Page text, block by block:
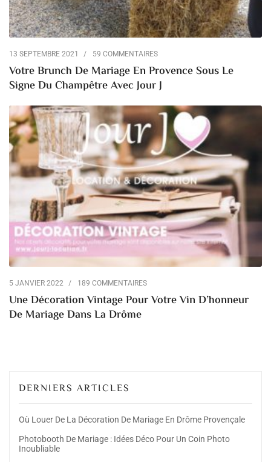
DERNIERS ARTICLES
Où Louer De La Décoration De Mariage En Drôme Provençale
Photobooth De Mariage : Idées Déco Pour Un Coin Photo
Inoubliable
13 SEPTEMBRE 2021 59 COMMENTAIRES
Votre Brunch De Mariage En Provence Sous Le
Signe Du Champêtre Avec Jour J
5 JANVIER 2022 189 COMMENTAIRES
Une Décoration Vintage Pour Votre Vin D’honneur
De Mariage Dans La Drôme